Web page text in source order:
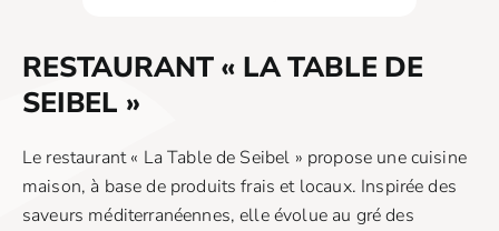
RESTAURANT « LA TABLE DE
SEIBEL »
Le restaurant « La Table de Seibel » propose une cuisine
maison, à base de produits frais et locaux. Inspirée des
saveurs méditerranéennes, elle évolue au gré des